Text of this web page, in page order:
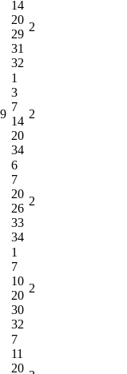
14
20
29
31
32
2
1
3
7
14
20
34
2
6
7
20
26
33
34
2
1
7
10
20
30
32
2
7
11
20